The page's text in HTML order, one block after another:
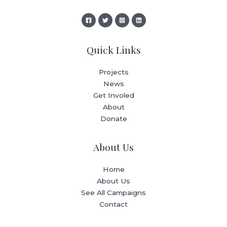
Quick Links
Projects
News
Get Involed
About
Donate
About Us
Home
About Us
See All Campaigns
Contact